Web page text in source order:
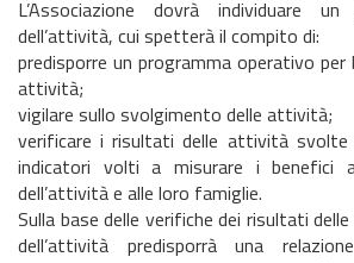
L’Associazione dovrà individuare
dell’attività, cui spetterà il compito di:
predisporre un programma operativo per
attività;
vigilare sullo svolgimento delle attività;
verificare i risultati delle attività svolte
indicatori volti a misurare i benefici
dell’attività e alle loro famiglie.
Sulla base delle verifiche dei risultati
dell’attività predisporrà una